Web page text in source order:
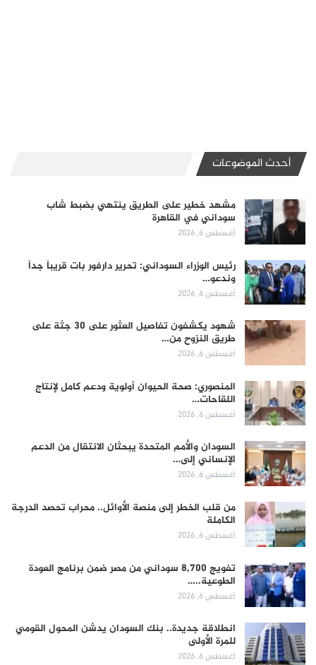
أحدث الموضوعات
مشهد خطير على الطريق ينتهي بضبط شاب
سوداني في القاهرة
أغسطس 6, 2026
رئيس الوزراء السوداني: تحرير دارفور بات قريباً جداً
وندعو…
أغسطس 6, 2026
شهود يكشفون تفاصيل العثور على 30 جثة على
طريق النزوح من…
أغسطس 6, 2026
المنصوري: صحة الحيوان أولوية ودعم كامل لإنتاج
اللقاحات…
أغسطس 6, 2026
السودان والأمم المتحدة يبحثان الانتقال من الدعم
الإنساني إلى…
أغسطس 6, 2026
من قلب الخطر إلى منصة الأوائل.. محراب تحصد الدرجة
الكاملة
أغسطس 6, 2026
تفويج 8,700 سوداني من مصر ضمن برنامج العودة
الطوعية..…
أغسطس 6, 2026
انطلاقة جديدة.. بنك السودان يدشن المحول القومي
للمرة الأولى
أغسطس 6, 2026